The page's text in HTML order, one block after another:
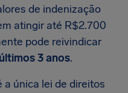
de indenização
atingir até R$2.700
pode reivindicar
3 anos.
a única lei de direitos